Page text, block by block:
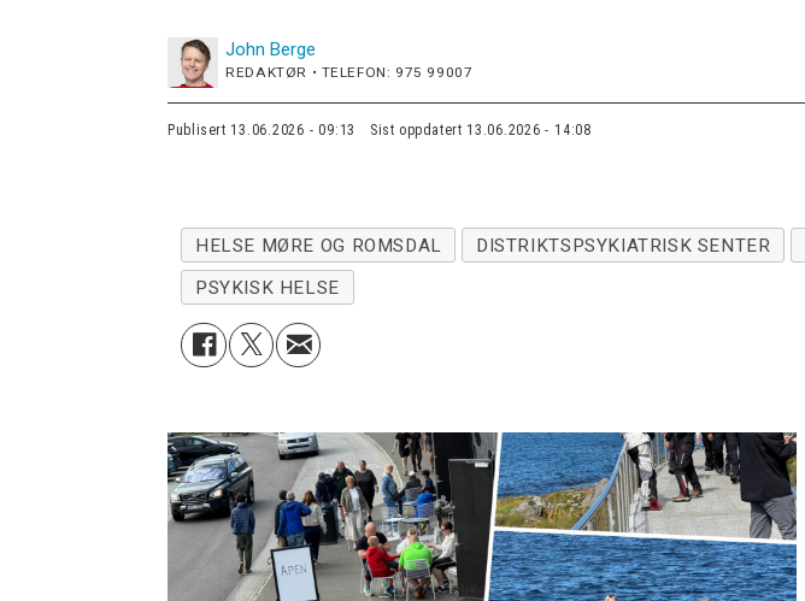
John Berge
REDAKTØR • TELEFON: 975 99007
Publisert 13.06.2026 - 09:13 Sist oppdatert 13.06.2026 - 14:08
HELSE MØRE OG ROMSDAL DISTRIKTSPSYKIATRISK SENTER
PSYKISK HELSE